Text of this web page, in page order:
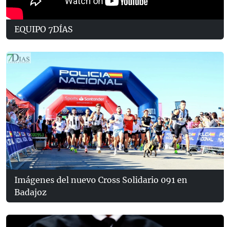
EQUIPO 7DÍAS
Imágenes del nuevo Cross Solidario 091 en
Badajoz